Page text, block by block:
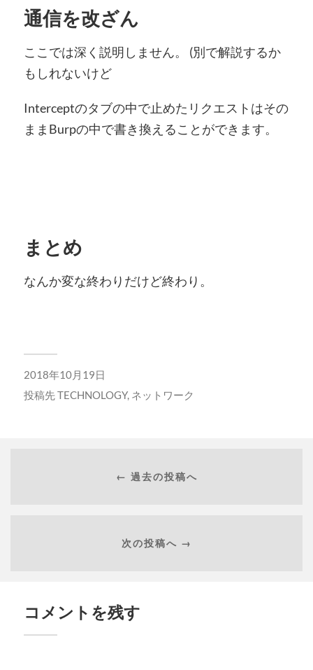
通信を改ざん
ここでは深く説明しません。 (別で解説するか
もしれないけど
Interceptのタブの中で止めたリクエストはその
ままBurpの中で書き換えることができます。
まとめ
なんか変な終わりだけど終わり。
2018年10月19日
投稿先TECHNOLOGY, ネットワーク
← 過去の投稿へ
次の投稿へ →
コメントを残す